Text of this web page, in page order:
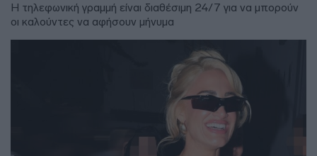
Η τηλεφωνική γραμμή είναι διαθέσιμη 24/7 για να μπορούν
οι καλούντες να αφήσουν μήνυμα